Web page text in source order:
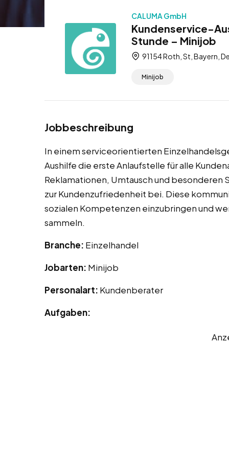
CALUMA GmbH
Kundenservice-
Stunde – Minijob
91154 Roth, St, Bayern,
Minijob
Jobbeschreibung
In einem serviceorientierten
Aushilfe die erste Anlaufstelle für alle
Reklamationen, Umtausch und
zur Kundenzufriedenheit bei. Diese
sozialen Kompetenzen einzubringen und
sammeln.
Branche: Einzelhandel
Jobarten: Minijob
Personalart: Kundenberater
Aufgaben: